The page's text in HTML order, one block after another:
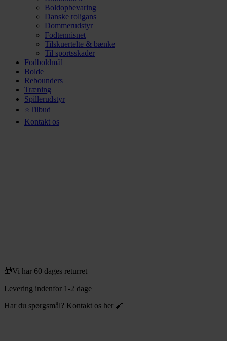
Boldopbevaring
Danske roligans
Dommerudstyr
Fodtennisnet
Tilskuertelte & bænke
Til sportsskader
Fodboldmål
Bolde
Rebounders
Træning
Spillerudstyr
⭐Tilbud
Kontakt os
🎁Vi har 60 dages returret
Levering indenfor 1-2 dage
Har du spørgsmål? Kontakt os her 🧨